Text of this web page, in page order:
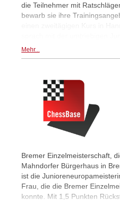
die Teilnehmer mit
bewarb sie ihre
einen zweitägigen Kurs in
Mehr...
Bremer Einzelmeisterschaft,
Mahndorfer Bürgerhaus in
ist die
Frau, die die Bremer
konnte. Mit 1,5 Punkten